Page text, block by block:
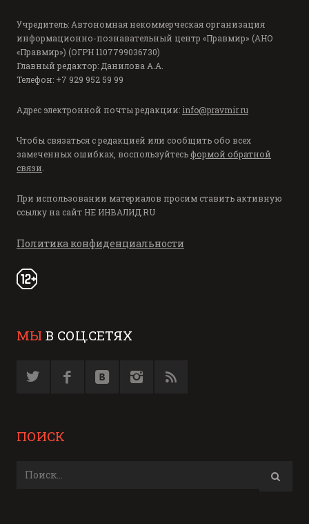
Учредитель: Автономная некоммерческая организация
информационно-познавательный центр «Правмир» (АНО
«Правмир») (ОГРН 1107799036730)
Главный редактор: Данилова А.А.
Телефон: +7 929 952 59 99
Адрес электронной почты редакции: info@pravmir.ru
Чтобы связаться с редакцией или сообщить обо всех
замеченных ошибках, воспользуйтесь формой обратной
связи
При использовании материалов просим ставить активную
ссылку на сайт НЕ ИНВАЛИД.RU
Политика конфиденциальности
МЫ В СОЦ.СЕТЯХ
ПОИСК